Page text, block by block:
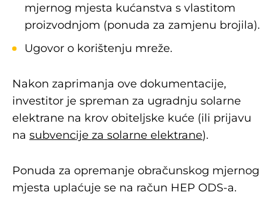
mjernog mjesta kućanstva s vlastitom
proizvodnjom (ponuda za zamjenu brojila).
Ugovor o korištenju mreže.
Nakon zaprimanja ove dokumentacije,
investitor je spreman za ugradnju solarne
elektrane na krov obiteljske kuće (ili prijavu
na subvencije za solarne elektrane).
Ponuda za opremanje obračunskog mjernog
mjesta uplaćuje se na račun HEP ODS-a.